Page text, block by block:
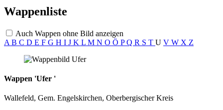
Wappenliste
Auch Wappen ohne Bild anzeigen
A B C D E F G H I J K L M N O Ö PQ R S T U V W X Z
Wappen 'Ufer '
Wallefeld, Gem. Engelskirchen, Oberbergischer Kreis